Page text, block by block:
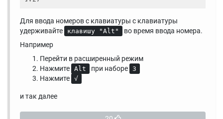
Для ввода номеров с клавиатуры с клавиатуры
удерживайте
клавишу "Alt"
во время ввода номера.
Например
Перейти в расширенный режим
Нажмите
Alt при наборе 3
Нажмите √
и так далее